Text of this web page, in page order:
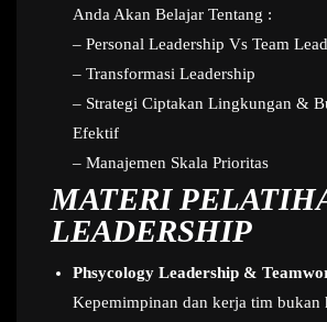
Anda Akan Belajar Tentang :
– Personal Leadership Vs Team
– Transformasi Leadership
– Strategi Ciptakan Lingkungan &
Efektif
– Manajemen Skala Prioritas
MATERI
LEADERSHIP
Phsycology Leadership &
Kepemimpinan dan kerja tim bukan